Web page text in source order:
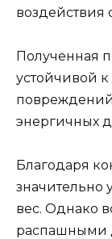
воздействия
Полученная
устойчивой
энергичных
Благодаря
значительно
вес. Однако
распашными